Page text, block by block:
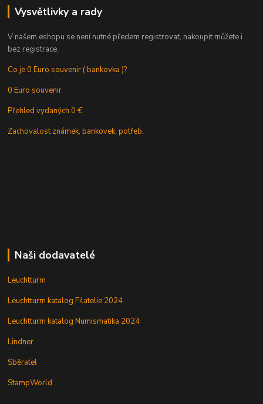
Vysvětlivky a rady
V našem eshopu se není nutné předem registrovat, nakoupit můžete i
bez registrace.
Co je 0 Euro souvenir ( bankovka )?
0 Euro souvenir
Přehled vydaných 0 €
Zachovalost známek, bankovek, potřeb.
Naši dodavatelé
Leuchtturm
Leuchtturm katalog Filatelie 2024
Leuchtturm katalog Numismatika 2024
Lindner
Sběratel
StampWorld